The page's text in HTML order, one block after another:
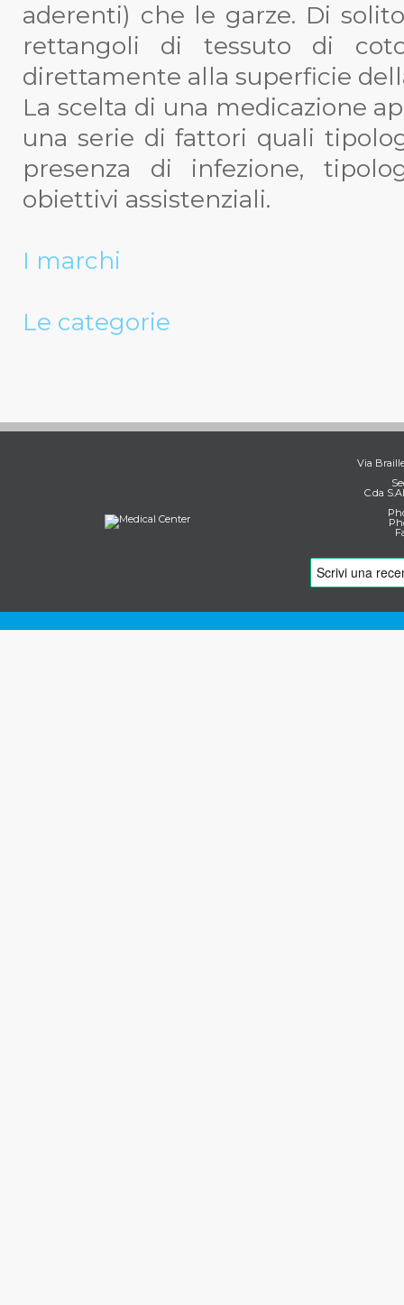
aderenti) che le garze. Di
rettangoli di tessuto di
direttamente alla superficie
La scelta di una medicazione
una serie di fattori quali
presenza di infezione,
obiettivi assistenziali.
I marchi
Le categorie
Via
C.da